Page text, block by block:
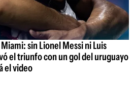
sin Lionel Messi ni Luis
el triunfo con un gol del uruguayo
el video